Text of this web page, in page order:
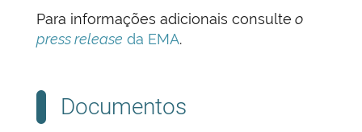
Para informações adicionais consulte o
press release da EMA.
Documentos